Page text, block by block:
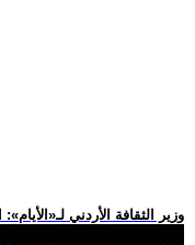
.. وزير الثقافة الأردني